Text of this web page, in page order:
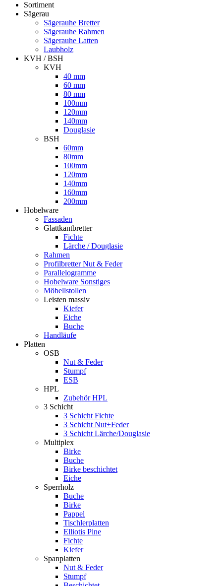
Sortiment
Sägerau
Sägerauhe Bretter
Sägerauhe Rahmen
Sägerauhe Latten
Laubholz
KVH / BSH
KVH
40 mm
60 mm
80 mm
100mm
120mm
140mm
Douglasie
BSH
60mm
80mm
100mm
120mm
140mm
160mm
200mm
Hobelware
Fassaden
Glattkantbretter
Fichte
Lärche / Douglasie
Rahmen
Profilbretter Nut & Feder
Parallelogramme
Hobelware Sonstiges
Möbellstollen
Leisten massiv
Kiefer
Eiche
Buche
Handläufe
Platten
OSB
Nut & Feder
Stumpf
ESB
HPL
Zubehör HPL
3 Schicht
3 Schicht Fichte
3 Schicht Nut+Feder
3 Schicht Lärche/Douglasie
Multiplex
Birke
Buche
Birke beschichtet
Eiche
Sperrholz
Buche
Birke
Pappel
Tischlerplatten
Elliotis Pine
Fichte
Kiefer
Spanplatten
Nut & Feder
Stumpf